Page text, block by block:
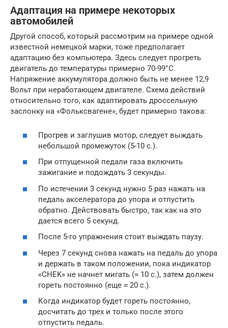
Адаптация на примере некоторых
автомобилей
Другой способ, который рассмотрим на примере одной
известной немецкой марки, тоже предполагает
адаптацию без компьютера. Здесь следует прогреть
двигатель до температуры примерно 70-99°C.
Напряжение аккумулятора должно быть не менее 12,9
Вольт при неработающем двигателе. Схема действий
относительно того, как адаптировать дроссельную
заслонку на «Фольксвагене», будет примерно такова:
Прогрев и заглушив мотор, следует выждать
небольшой промежуток (5-10 с.).
При отпущенной педали газа включить
зажигание и подождать 3 секунды.
По истечении 3 секунд нужно 5 раз нажать на
педаль акселератора до упора и отпустить
обратно. Действовать быстро, так как на это
дается всего 5 секунд.
После 5-го упражнения стоит выждать паузу.
Через 7 секунд снова нажать на педаль до упора
и держать в таком положении, пока индикатор
«CHEK» не начнет мигать (≈ 10 с.), затем должен
гореть постоянно (еще ≈ 20 с.).
Когда индикатор будет гореть постоянно,
досчитать до трех и только после этого
отпустить педаль.